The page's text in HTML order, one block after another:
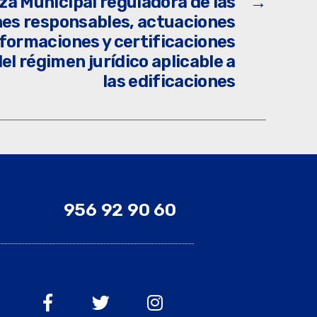
responsables, actuaciones
y certificaciones
régimen jurídico aplicable a
las edificaciones
956 92 90 60